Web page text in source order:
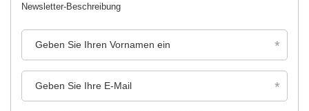
Newsletter-Beschreibung
Geben Sie Ihren Vornamen ein
Geben Sie Ihre E-Mail